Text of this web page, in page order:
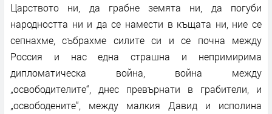
Царството ни, да грабне земята ни, да погуби
народността ни и да се намести в къщата ни, ние се
сепнахме, събрахме силите си и се почна между
Россия и нас една страшна и непримирима
дипломатическа война, война между
„освободителите“, днес превърнати в грабители, и
„освободените“, между малкия Давид и исполина